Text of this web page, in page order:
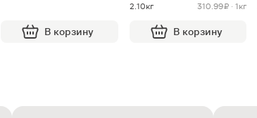
В корзину
2.10кг
310.99 ₽ · 1кг
В корзину